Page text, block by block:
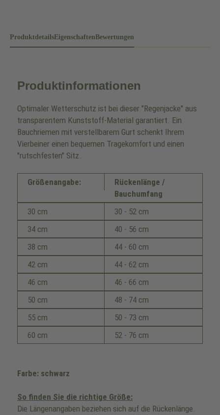
ProduktdetailsEigenschaftenBewertungen
Produktinformationen
Optimaler Wetterschutz ist bei dieser "Regenjacke" aus
transparentem Kunststoff-Material garantiert. Ein
Bauchriemen mit verstellbarem Gurt schenkt Ihrem
Vierbeiner einen bequemen Tragekomfort und einen
"rutschfesten" Sitz.
Größenangabe:
Rückenlänge /
Bauchumfang
30 cm
30 - 52 cm
34 cm
40 - 56 cm
38 cm
44 - 60 cm
42 cm
44 - 62 cm
46 cm
46 - 66 cm
50 cm
48 - 74 cm
55 cm
50 - 73 cm
60 cm
52 - 76 cm
Farbe: schwarz
So finden Sie die richtige Größe:
Die Längenangaben beziehen sich auf die Rückenlänge.